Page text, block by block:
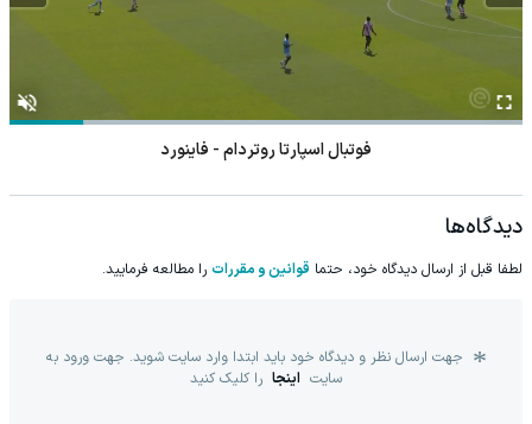
فوتبال اسپارتا روتردام - فاینورد
دیدگاه‌ها
لطفا قبل از ارسال دیدگاه خود، حتما قوانین و مقررات را مطالعه فرمایید.
جهت ارسال نظر و دیدگاه خود باید ابتدا وارد سایت شوید. جهت ورود به
سایت اینجا را کلیک کنید